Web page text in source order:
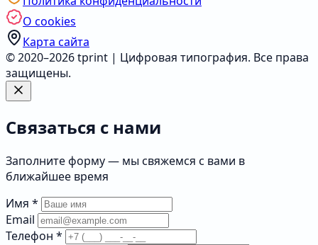
О cookies
Карта сайта
© 2020–2026 tprint | Цифровая типография. Все права
защищены.
Связаться с нами
Заполните форму — мы свяжемся с вами в
ближайшее время
Имя *
Email
Телефон *